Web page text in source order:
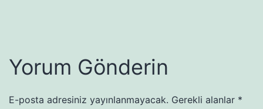
Yorum Gönderin
E-posta adresiniz yayınlanmayacak. Gerekli alanlar *